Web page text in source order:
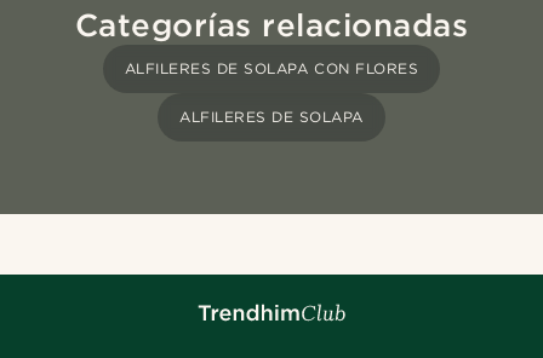
Categorías relacionadas
ALFILERES DE SOLAPA CON FLORES
ALFILERES DE SOLAPA